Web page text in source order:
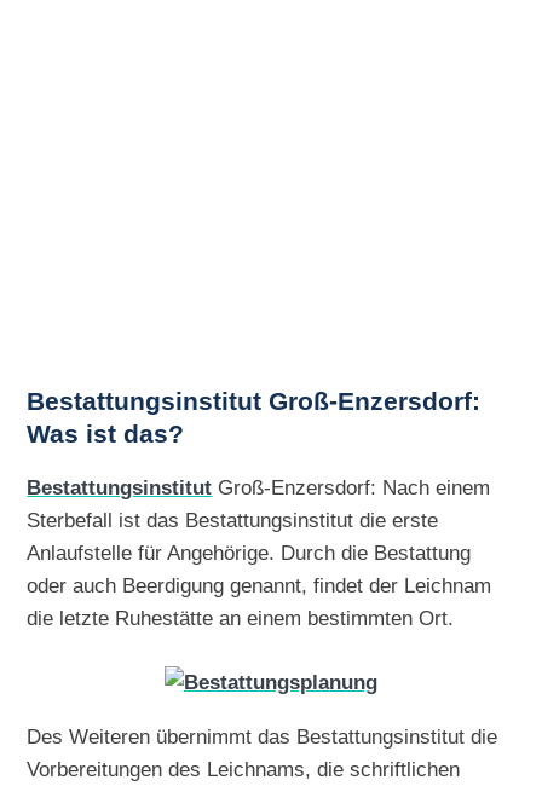
Bestattungsinstitut Groß-Enzersdorf:
Was ist das?
Bestattungsinstitut Groß-Enzersdorf: Nach einem
Sterbefall ist das Bestattungsinstitut die erste
Anlaufstelle für Angehörige. Durch die Bestattung
oder auch Beerdigung genannt, findet der Leichnam
die letzte Ruhestätte an einem bestimmten Ort.
Des Weiteren übernimmt das Bestattungsinstitut die
Vorbereitungen des Leichnams, die schriftlichen